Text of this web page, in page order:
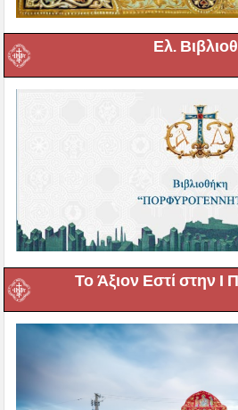
Ελ.
Το Άξιον Εστί στην Ι